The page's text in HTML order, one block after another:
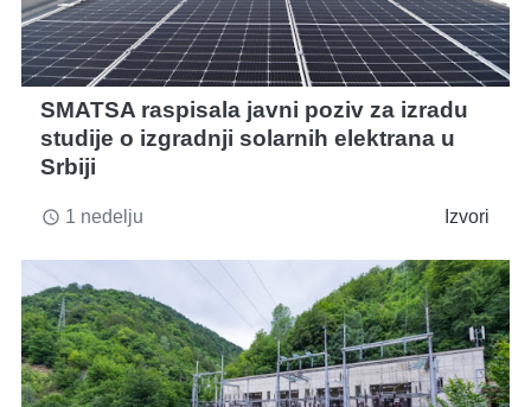
SMATSA raspisala javni poziv za izradu
studije o izgradnji solarnih elektrana u
Srbiji
access_time 1 nedelju Izvori